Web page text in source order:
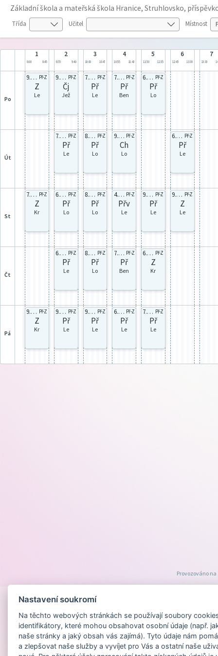
Základní škola a mateřská škola Hranice, Struhlovsko,
Třída Učitel Místnost
1
8:00 8:45
2
8:55 9:40
3
10:00 10:45
4
10:55 11:40
5
11:50 12:35
6
12:45 13:30
7
13:30
po
9.B celá Př-Z
Z
Le
9.B celá Př-Z
Čj
Jež
7.A celá Př-Z
Př
Le
7.B celá Př-Z
Př
Ben
6.A celá Př-Z
Př
Lo
út
7.C celá Př-Z
Př
Le
8.A celá Př-Z
Př
Lo
9.B celá Př-Z
Ch
Lo
6.B celá Př-Z
Př
Le
st
7.B celá Př-Z
Z
Kr
6.A celá Př-Z
Př
Lo
8.C celá Př-Z
Př
Lo
4.B celá Př-Z
Přv
Le
9.B celá Př-Z
Př
Le
9.B celá Př-Z
Z
Le
čt
6.B celá Př-Z
Př
Le
8.B celá Př-Z
Př
Lo
7.B celá Př-Z
Př
Ben
6.A celá Př-Z
Z
Kr
pá
9.C celá Př-Z
Z
Kr
9.A celá Př-Z
Př
Le
9.C celá Př-Z
Př
Le
6.C celá Př-Z
Př
Le
7.A celá Př-Z
Př
Le
Provozováno
Nastavení soukromí
Na těchto webových stránkách se používají soubory
identifikátory, které mohou obsahovat osobní údaje (např.
naše stránky a jaký obsah vás zajímá). Tyto údaje nám
a zlepšovat naše služby a vyvíjet pro Vás a ostatní naše